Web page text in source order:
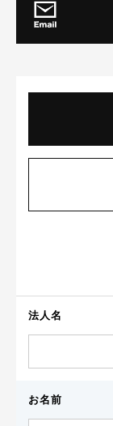
法人名
お名前